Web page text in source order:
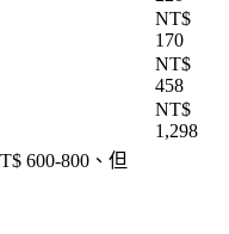
NT$
170
NT$
458
NT$
1,298
600-800、但